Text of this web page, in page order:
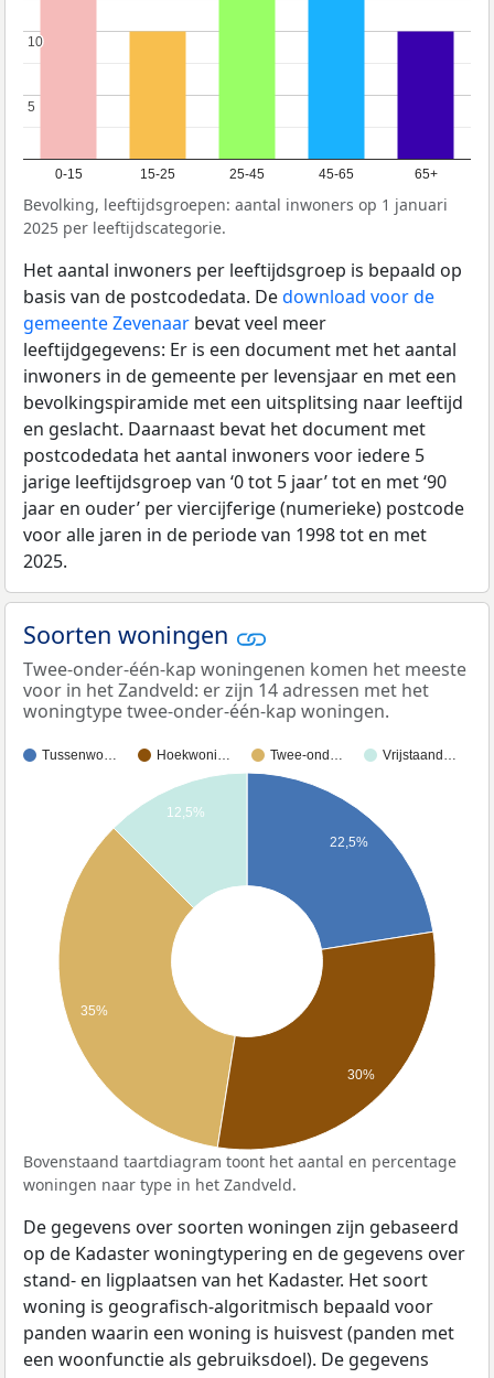
0-15 15-25 25-45 45-65 65+
5
5
10
10
Bevolking, leeftijdsgroepen: aantal inwoners op 1 januari
2025 per leeftijdscategorie.
Het aantal inwoners per leeftijdsgroep is bepaald op
basis van de postcodedata. Dedownload voor de
gemeente Zevenaar bevat veel meer
leeftijdgegevens: Er is een document met het aantal
inwoners in de gemeente per levensjaar en met een
bevolkingspiramide met een uitsplitsing naar leeftijd
en geslacht. Daarnaast bevat het document met
postcodedata het aantal inwoners voor iedere 5
jarige leeftijdsgroep van ‘0 tot 5 jaar’ tot en met ‘90
jaar en ouder’ per viercijferige (numerieke) postcode
voor alle jaren in de periode van 1998 tot en met
2025.
Soorten woningen
Twee-onder-één-kap woningenen komen het meeste
voor in het Zandveld: er zijn 14 adressen met het
woningtype twee-onder-één-kap woningen.
Tussenwo… Hoekwoni… Twee-ond… Vrijstaand…
22,5%
12,5%
35%
30%
Bovenstaand taartdiagram toont het aantal en percentage
woningen naar type in het Zandveld.
De gegevens over soorten woningen zijn gebaseerd
op de Kadaster woningtypering en de gegevens over
stand- en ligplaatsen van het Kadaster. Het soort
woning is geografisch-algoritmisch bepaald voor
panden waarin een woning is huisvest (panden met
een woonfunctie als gebruiksdoel). De gegevens